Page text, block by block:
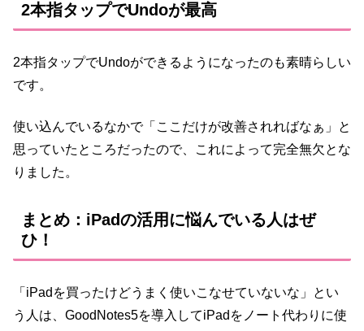
2本指タップでUndoが最高
2本指タップでUndoができるようになったのも素晴らしい
です。
使い込んでいるなかで「ここだけが改善されればなぁ」と
思っていたところだったので、これによって完全無欠とな
りました。
まとめ：iPadの活用に悩んでいる人はぜ
ひ！
「iPadを買ったけどうまく使いこなせていないな」とい
う人は、GoodNotes5を導入してiPadをノート代わりに使